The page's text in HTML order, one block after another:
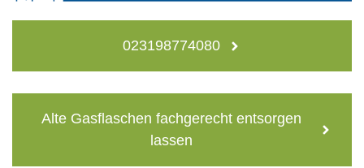
023198774080
Alte Gasflaschen fachgerecht entsorgen
lassen